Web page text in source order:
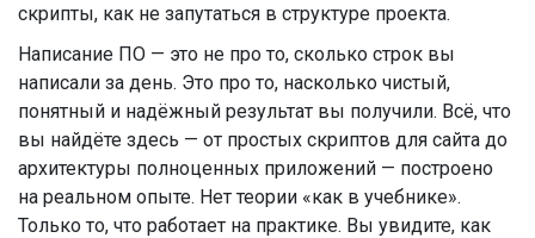
скрипты, как не запутаться в структуре проекта.
Написание ПО — это не про то, сколько строк вы
написали за день. Это про то, насколько чистый,
понятный и надёжный результат вы получили. Всё, что
вы найдёте здесь — от простых скриптов для сайта до
архитектуры полноценных приложений — построено
на реальном опыте. Нет теории «как в учебнике».
Только то, что работает на практике. Вы увидите, как